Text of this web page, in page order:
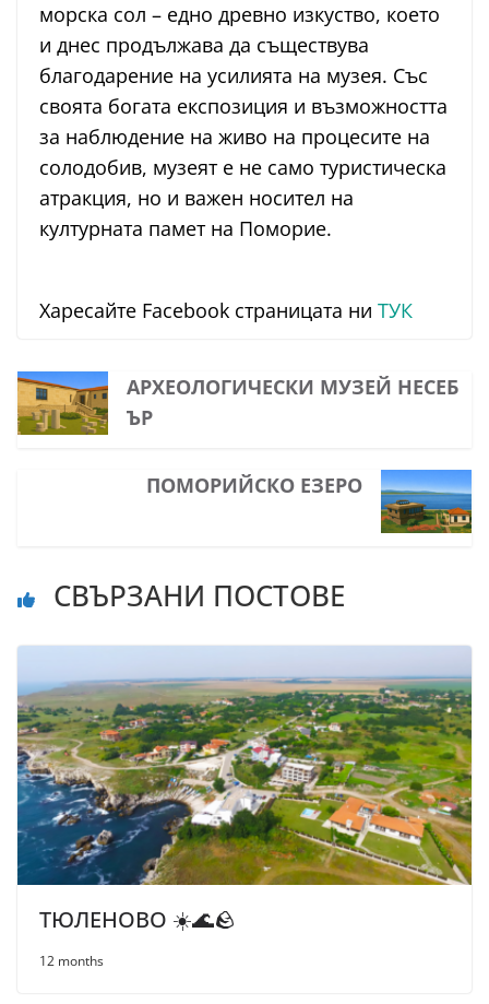
морска сол – едно древно изкуство, което
и днес продължава да съществува
благодарение на усилията на музея. Със
своята богата експозиция и възможността
за наблюдение на живо на процесите на
солодобив, музеят е не само туристическа
атракция, но и важен носител на
културната памет на Поморие.
Харесайте Facebook страницата ни ТУК
АРХЕОЛОГИЧЕСКИ МУЗЕЙ НЕСЕБ
ЪР
ПОМОРИЙСКО ЕЗЕРО
СВЪРЗАНИ ПОСТОВЕ
ТЮЛЕНОВО ☀️🌊🪨
12 months